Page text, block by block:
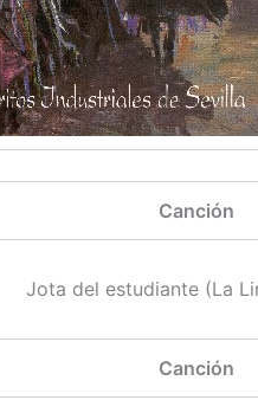
Canción
Jota del estudiante (La
Canción